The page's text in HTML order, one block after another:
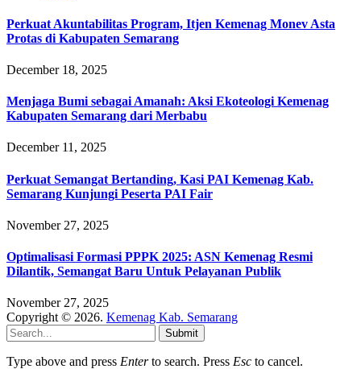
Perkuat Akuntabilitas Program, Itjen Kemenag Monev Asta
Protas di Kabupaten Semarang
December 18, 2025
Menjaga Bumi sebagai Amanah: Aksi Ekoteologi Kemenag
Kabupaten Semarang dari Merbabu
December 11, 2025
Perkuat Semangat Bertanding, Kasi PAI Kemenag Kab.
Semarang Kunjungi Peserta PAI Fair
November 27, 2025
Optimalisasi Formasi PPPK 2025: ASN Kemenag Resmi
Dilantik, Semangat Baru Untuk Pelayanan Publik
November 27, 2025
Copyright © 2026. Kemenag Kab. Semarang
Submit
Type above and press Enterto search. Press Esc to cancel.